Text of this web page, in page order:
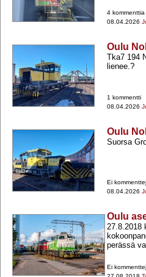
4 kommenttia
08.04.2026
Oulu
Tka7 194
lienee.?
1 kommentti
08.04.2026
Oulu
Suorsa
Ei
08.04.2026
Oulu
27.8.2018
perässä
Ei